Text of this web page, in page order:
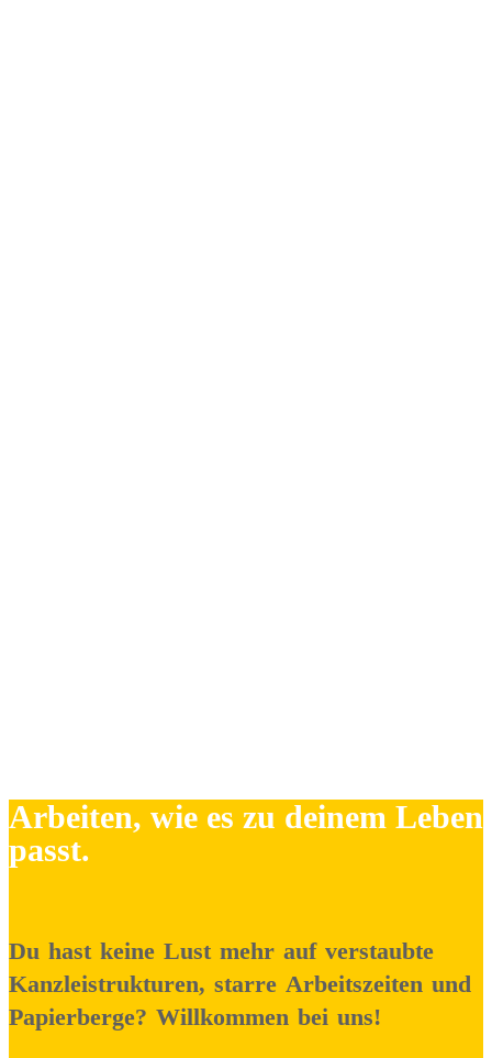
Arbeiten, wie es zu deinem Leben
passt.
Du hast keine Lust mehr auf verstaubte
Kanzleistrukturen, starre Arbeitszeiten und
Papierberge? Willkommen bei uns!